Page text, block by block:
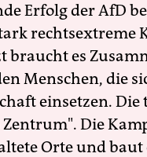
Erfolg der AfD
rechtsextreme
braucht es
Menschen, die
einsetzen.
Die
Orte und